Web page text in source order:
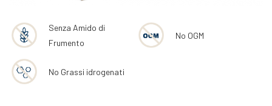
Senza Amido di
Frumento
No OGM
No Grassi idrogenati